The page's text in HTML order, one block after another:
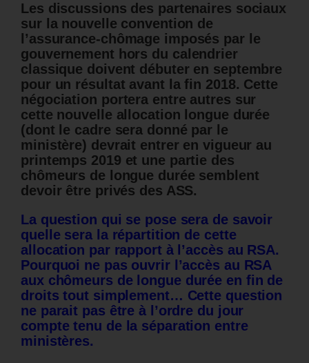
Les discussions des partenaires sociaux
sur la nouvelle convention de
l’assurance-chômage imposés par le
gouvernement hors du calendrier
classique doivent débuter en septembre
pour un résultat avant la fin 2018. Cette
négociation portera entre autres sur
cette nouvelle allocation longue durée
(dont le cadre sera donné par le
ministère) devrait entrer en vigueur au
printemps 2019 et une partie des
chômeurs de longue durée semblent
devoir être privés des ASS.
La question qui se pose sera de savoir
quelle sera la répartition de cette
allocation par rapport à l’accès au RSA.
Pourquoi ne pas ouvrir l’accès au RSA
aux chômeurs de longue durée en fin de
droits tout simplement… Cette question
ne parait pas être à l’ordre du jour
compte tenu de la séparation entre
ministères.